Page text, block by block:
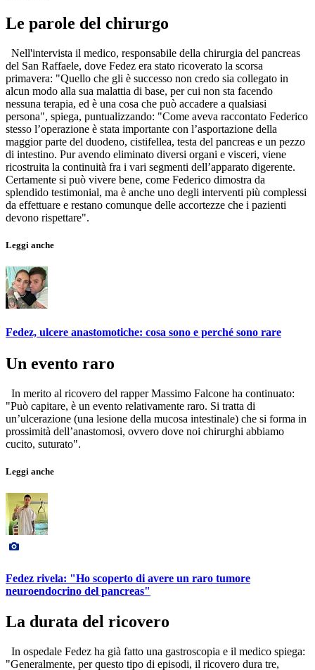
Le parole del chirurgo
Nell'intervista il medico, responsabile della chirurgia del pancreas
del San Raffaele, dove Fedez era stato ricoverato la scorsa
primavera: "Quello che gli è successo non credo sia collegato in
alcun modo alla sua malattia di base, per cui non sta facendo
nessuna terapia, ed è una cosa che può accadere a qualsiasi
persona", spiega, puntualizzando: "Come aveva raccontato Federico
stesso l’operazione è stata importante con l’asportazione della
maggior parte del duodeno, cistifellea, testa del pancreas e un pezzo
di intestino. Pur avendo eliminato diversi organi e visceri, viene
ricostruita la continuità fra i vari segmenti dell’apparato digerente.
Certamente si può vivere bene, come Federico dimostra da
splendido testimonial, ma è anche uno degli interventi più complessi
da effettuare e restano comunque delle accortezze che i pazienti
devono rispettare".
Leggi anche
Fedez, ulcere anastomotiche: cosa sono e perché sono rare
Un evento raro
In merito al ricovero del rapper Massimo Falcone ha continuato:
"Può capitare, è un evento relativamente raro. Si tratta di
un’ulcerazione (una lesione della mucosa intestinale) che si forma in
prossimità dell’anastomosi, ovvero dove noi chirurghi abbiamo
cucito, suturato".
Leggi anche
Fedez rivela: "Ho scoperto di avere un raro tumore
neuroendocrino del pancreas"
La durata del ricovero
In ospedale Fedez ha già fatto una gastroscopia e il medico spiega:
"Generalmente, per questo tipo di episodi, il ricovero dura tre,